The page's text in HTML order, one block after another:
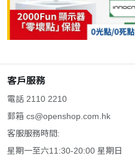
客戶服務
電話 2110 2210
郵箱 cs@openshop.com.hk
客服服務時間:
星期一至六11:30-20:00 星期日